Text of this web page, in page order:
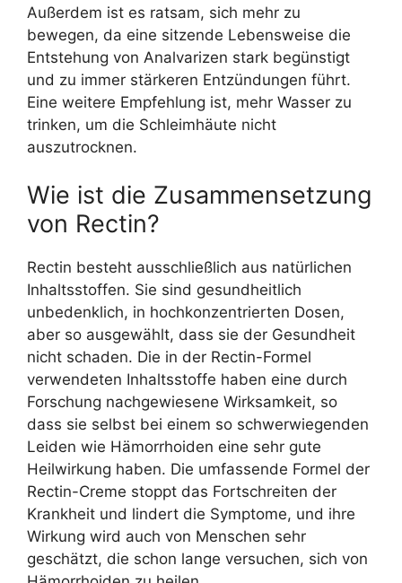
Außerdem ist es ratsam, sich mehr zu
bewegen, da eine sitzende Lebensweise die
Entstehung von Analvarizen stark begünstigt
und zu immer stärkeren Entzündungen führt.
Eine weitere Empfehlung ist, mehr Wasser zu
trinken, um die Schleimhäute nicht
auszutrocknen.
Wie ist die Zusammensetzung
von Rectin?
Rectin besteht ausschließlich aus natürlichen
Inhaltsstoffen. Sie sind gesundheitlich
unbedenklich, in hochkonzentrierten Dosen,
aber so ausgewählt, dass sie der Gesundheit
nicht schaden. Die in der Rectin-Formel
verwendeten Inhaltsstoffe haben eine durch
Forschung nachgewiesene Wirksamkeit, so
dass sie selbst bei einem so schwerwiegenden
Leiden wie Hämorrhoiden eine sehr gute
Heilwirkung haben. Die umfassende Formel der
Rectin-Creme stoppt das Fortschreiten der
Krankheit und lindert die Symptome, und ihre
Wirkung wird auch von Menschen sehr
geschätzt, die schon lange versuchen, sich von